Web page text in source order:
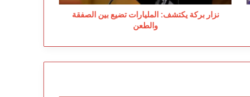
نزار بركة يكتشف: المليارات تضيع بين الصفقة
والطعن